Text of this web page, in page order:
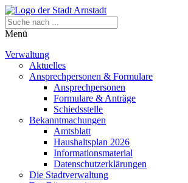
Menü
Verwaltung
Aktuelles
Ansprechpersonen & Formulare
Ansprechpersonen
Formulare & Anträge
Schiedsstelle
Bekanntmachungen
Amtsblatt
Haushaltsplan 2026
Informationsmaterial
Datenschutzerklärungen
Die Stadtverwaltung